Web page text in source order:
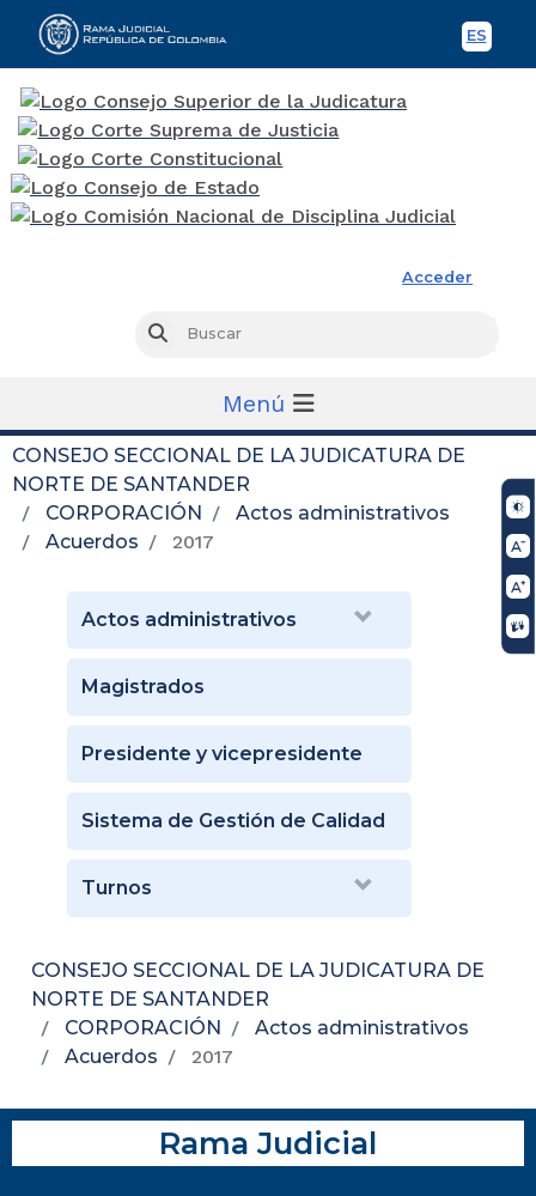
ES
Acceder
Buscar
Menú
CONSEJO SECCIONAL DE LA JUDICATURA DE
NORTE DE SANTANDER
CORPORACIÓN
Actos administrativos
Acuerdos
2017
Actos administrativos
Magistrados
Presidente y vicepresidente
Sistema de Gestión de Calidad
Turnos
CONSEJO SECCIONAL DE LA JUDICATURA DE
NORTE DE SANTANDER
CORPORACIÓN
Actos administrativos
Acuerdos
2017
Rama Judicial